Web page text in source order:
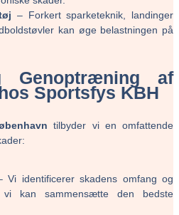
– Forkert sparketeknik, landinger
kan øge belastningen på
Genoptræning af
Sportsfys KBH
tilbyder vi en omfattende
Vi identificerer skadens omfang og
kan sammensætte den bedste